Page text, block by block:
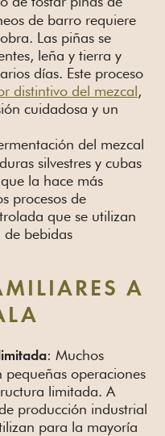
de barro requiere
Las piñas se
leña y tierra y
días. Este proceso
distintivo del mezcal,
cuidadosa y un
del mezcal
silvestres y cubas
la hace más
procesos de
que se utilizan
bebidas
A
: Muchos
pequeñas operaciones
limitada. A
producción industrial
para la mayoría